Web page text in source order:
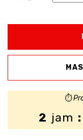
⏱️
2 jam